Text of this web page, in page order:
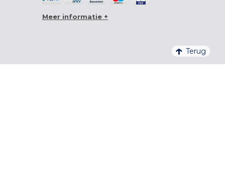
Meer informatie +
Terug